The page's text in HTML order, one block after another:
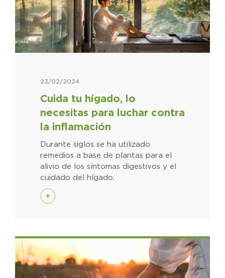
Cuida tu hígado, lo
necesitas para luchar contra
la inflamación
23/02/2024
Durante siglos se ha utilizado
remedios a base de plantas para el
alivio de los síntomas digestivos y el
cuidado del hígado.
+